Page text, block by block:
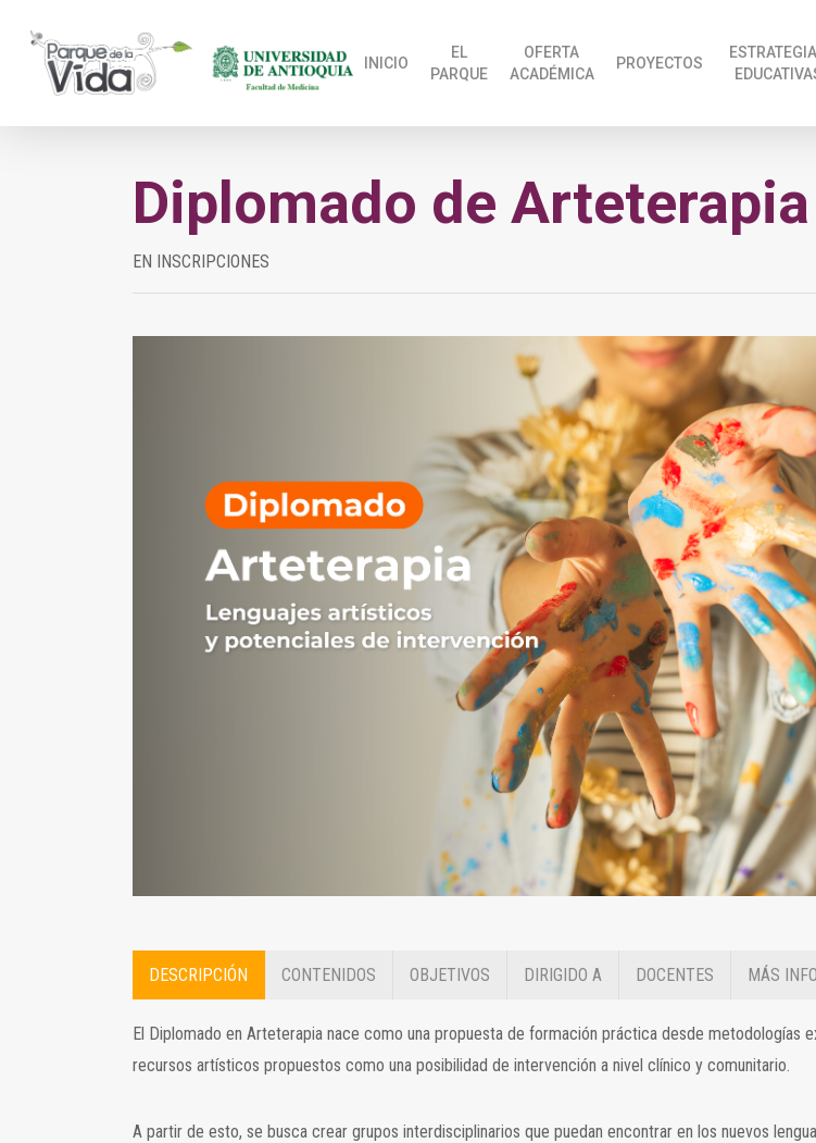
INICIO
EL
PARQUE
OFERTA
ACADÉMICA
PROYECTOS
Diplomado de Arteterapia
EN INSCRIPCIONES
DESCRIPCIÓN CONTENIDOS OBJETIVOS DIRIGIDO A DOCENTES MÁS
El Diplomado en Arteterapia nace como una propuesta de formación práctica desde metodologías
recursos artísticos propuestos como una posibilidad de intervención a nivel clínico y comunitario.
A partir de esto, se busca crear grupos interdisciplinarios que puedan encontrar en los nuevos